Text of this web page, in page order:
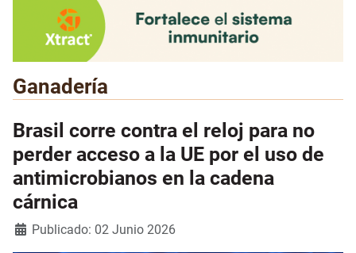
Ganadería
Brasil corre contra el reloj para no
perder acceso a la UE por el uso de
antimicrobianos en la cadena
cárnica
Detalles
Publicado: 02 Junio 2026